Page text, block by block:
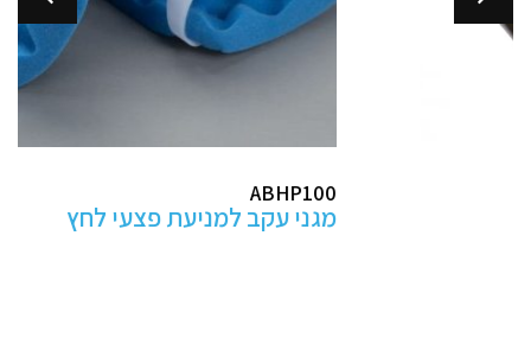
מגני עקב למניעת פצעי לחץ